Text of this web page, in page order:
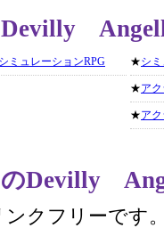
シミュレーションRPG ★シ
★ア
★ア
Devilly
クフリーです